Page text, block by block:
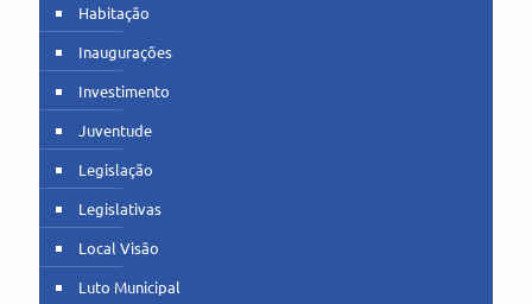
Habitação
Inaugurações
Investimento
Juventude
Legislação
Legislativas
Local Visão
Luto Municipal